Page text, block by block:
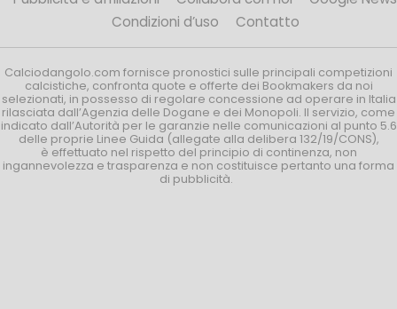
Condizioni d’uso
Contatto
Calciodangolo.com fornisce pronostici sulle principali competizioni
calcistiche, confronta quote e offerte dei Bookmakers da noi
selezionati, in possesso di regolare concessione ad operare in Italia
rilasciata dall’Agenzia delle Dogane e dei Monopoli. Il servizio, come
indicato dall’Autorità per le garanzie nelle comunicazioni al punto 5.6
delle proprie Linee Guida (allegate alla delibera 132/19/CONS),
è effettuato nel rispetto del principio di continenza, non
ingannevolezza e trasparenza e non costituisce pertanto una forma
di pubblicità.